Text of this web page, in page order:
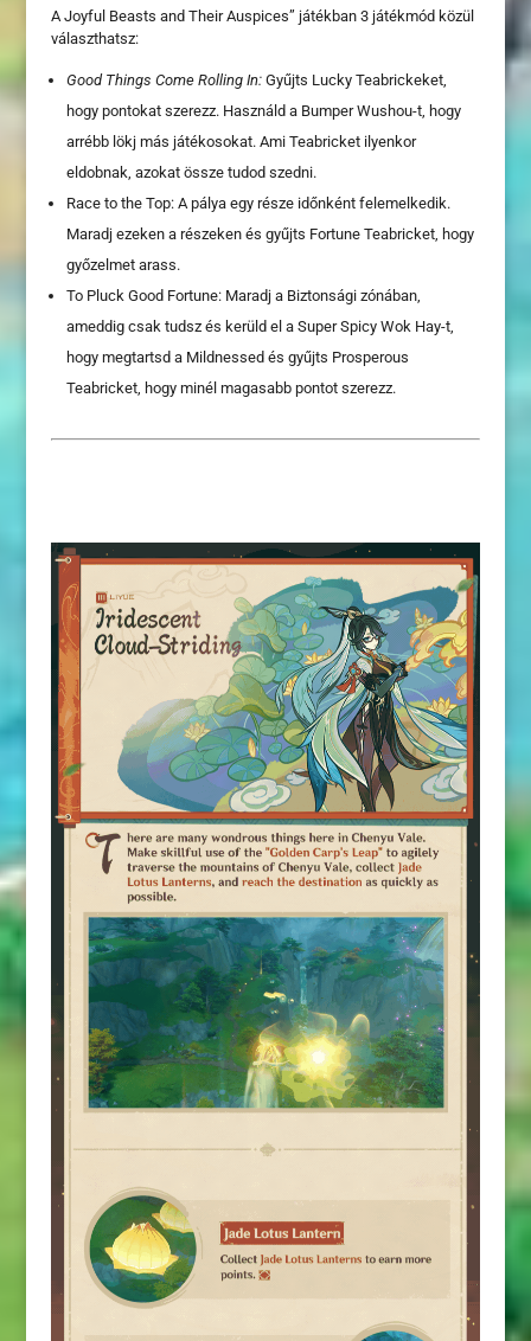
A Joyful Beasts and Their Auspices” játékban 3 játékmód közül
választhatsz:
Good Things Come Rolling In:Gyűjts Lucky Teabrickeket,
hogy pontokat szerezz. Használd a Bumper Wushou-t, hogy
arrébb lökj más játékosokat. Ami Teabricket ilyenkor
eldobnak, azokat össze tudod szedni.
Race to the Top: A pálya egy része időnként felemelkedik.
Maradj ezeken a részeken és gyűjts Fortune Teabricket, hogy
győzelmet arass.
To Pluck Good Fortune: Maradj a Biztonsági zónában,
ameddig csak tudsz és kerüld el a Super Spicy Wok Hay-t,
hogy megtartsd a Mildnessed és gyűjts Prosperous
Teabricket, hogy minél magasabb pontot szerezz.